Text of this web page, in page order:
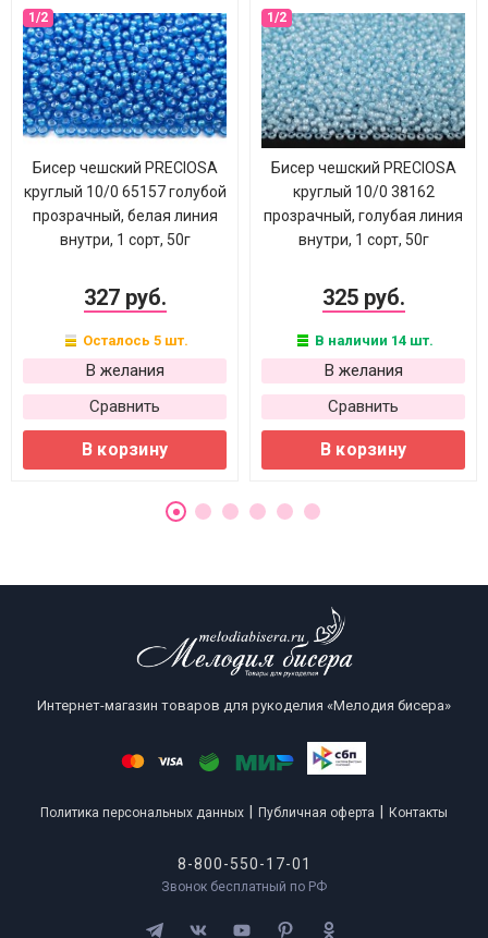
Бисер чешский PRECIOSA
круглый 10/0 65157 голубой
прозрачный, белая линия
внутри, 1 сорт, 50г
327 руб.
Осталось 5 шт.
В желания
Сравнить
В корзину
Бисер чешский PRECIOSA
круглый 10/0 38162
прозрачный, голубая линия
внутри, 1 сорт, 50г
325 руб.
В наличии 14 шт.
В желания
Сравнить
В корзину
Интернет-магазин товаров для рукоделия «Мелодия бисера»
Политика персональных данных Публичная оферта Контакты
8-800-550-17-01
Звонок бесплатный по РФ